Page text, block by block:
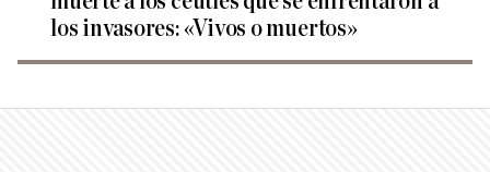
los invasores: «Vivos o muertos»